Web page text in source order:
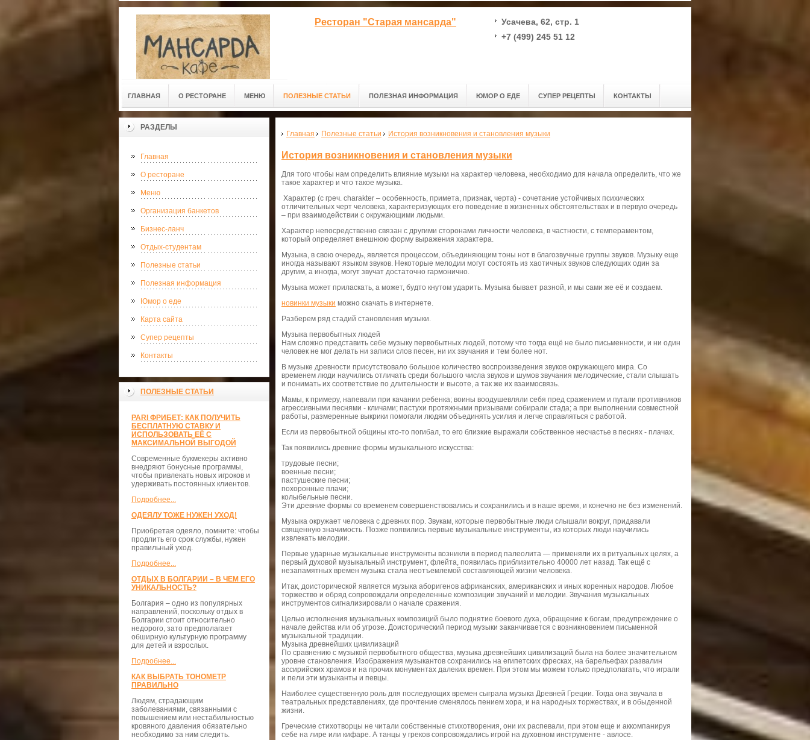
Ресторан "Старая мансарда"
Усачева, 62, стр. 1
+7 (499) 245 51 12
ГЛАВНАЯ О РЕСТОРАНЕ МЕНЮ ПОЛЕЗНЫЕ СТАТЬИ ПОЛЕЗНАЯ ИНФОРМАЦИЯ ЮМОР О ЕДЕ СУПЕР РЕЦЕПТЫ КОНТАКТЫ
РАЗДЕЛЫ
Главная
О ресторане
Меню
Организация банкетов
Бизнес-ланч
Отдых-студентам
Полезные статьи
Полезная информация
Юмор о еде
Карта сайта
Супер рецепты
Контакты
ПОЛЕЗНЫЕ СТАТЬИ
PARI ФРИБЕТ: КАК ПОЛУЧИТЬ
БЕСПЛАТНУЮ СТАВКУ И
ИСПОЛЬЗОВАТЬ ЕЁ С
МАКСИМАЛЬНОЙ ВЫГОДОЙ
Современные букмекеры активно
внедряют бонусные программы,
чтобы привлекать новых игроков и
удерживать постоянных клиентов.
Подробнее...
ОДЕЯЛУ ТОЖЕ НУЖЕН УХОД!
Приобретая одеяло, помните: чтобы
продлить его срок службы, нужен
правильный уход.
Подробнее...
ОТДЫХ В БОЛГАРИИ – В ЧЕМ ЕГО
УНИКАЛЬНОСТЬ?
Болгария – одно из популярных
направлений, поскольку отдых в
Болгарии стоит относительно
недорого, зато предполагает
обширную культурную программу
для детей и взрослых.
Подробнее...
КАК ВЫБРАТЬ ТОНОМЕТР
ПРАВИЛЬНО
Людям, страдающим
заболеваниями, связанными с
повышением или нестабильностью
кровяного давления обязательно
необходимо за ним следить.
Главная Полезные статьи История возникновения и становления музыки
История возникновения и становления музыки
Для того чтобы нам определить влияние музыки на характер человека, необходимо для начала определить, что же
такое характер и что такое музыка.
Характер (с греч. charakter – особенность, примета, признак, черта) - сочетание устойчивых психических
отличительных черт человека, характеризующих его поведение в жизненных обстоятельствах и в первую очередь
– при взаимодействии с окружающими людьми.
Характер непосредственно связан с другими сторонами личности человека, в частности, с темпераментом,
который определяет внешнюю форму выражения характера.
Музыка, в свою очередь, является процессом, объединяющим тоны нот в благозвучные группы звуков. Музыку еще
иногда называют языком звуков. Некоторые мелодии могут состоять из хаотичных звуков следующих один за
другим, а иногда, могут звучат достаточно гармонично.
Музыка может приласкать, а может, будто кнутом ударить. Музыка бывает разной, и мы сами же её и создаем.
новинки музыки можно скачать в интернете.
Разберем ряд стадий становления музыки.
Музыка первобытных людей
Нам сложно представить себе музыку первобытных людей, потому что тогда ещё не было письменности, и ни один
человек не мог делать ни записи слов песен, ни их звучания и тем более нот.
В музыке древности присутствовало большое количество воспроизведения звуков окружающего мира. Со
временем люди научились отличать среди большого числа звуков и шумов звучания мелодические, стали слышать
и понимать их соответствие по длительности и высоте, а так же их взаимосвязь.
Мамы, к примеру, напевали при качании ребенка; воины воодушевляли себя пред сражением и пугали противников
агрессивными песнями - кличами; пастухи протяжными призывами собирали стада; а при выполнении совместной
работы, размеренные выкрики помогали людям объединять усилия и легче справляться с работой.
Если из первобытной общины кто-то погибал, то его близкие выражали собственное несчастье в песнях - плачах.
Так появились древние формы музыкального искусства:
трудовые песни;
военные песни;
пастушеские песни;
похоронные плачи;
колыбельные песни.
Эти древние формы со временем совершенствовались и сохранились и в наше время, и конечно не без изменений.
Музыка окружает человека с древних пор. Звукам, которые первобытные люди слышали вокруг, придавали
священную значимость. Позже появились первые музыкальные инструменты, из которых люди научились
извлекать мелодии.
Первые ударные музыкальные инструменты возникли в период палеолита — применяли их в ритуальных целях, а
первый духовой музыкальный инструмент, флейта, появилась приблизительно 40000 лет назад. Так ещё с
незапамятных времен музыка стала неотъемлемой составляющей жизни человека.
Итак, доисторической является музыка аборигенов африканских, американских и иных коренных народов. Любое
торжество и обряд сопровождали определенные композиции звучаний и мелодии. Звучания музыкальных
инструментов сигнализировали о начале сражения.
Целью исполнения музыкальных композиций было поднятие боевого духа, обращение к богам, предупреждение о
начале действа или об угрозе. Доисторический период музыки заканчивается с возникновением письменной
музыкальной традиции.
Музыка древнейших цивилизаций
По сравнению с музыкой первобытного общества, музыка древнейших цивилизаций была на более значительном
уровне становления. Изображения музыкантов сохранились на египетских фресках, на барельефах развалин
ассирийских храмов и на прочих монументах далеких времен. При этом мы можем только предполагать, что играли
и пели эти музыканты и певцы.
Наиболее существенную роль для последующих времен сыграла музыка Древней Греции. Тогда она звучала в
театральных представлениях, где прочтение сменялось пением хора, и на народных торжествах, и в обыденной
жизни.
Греческие стихотворцы не читали собственные стихотворения, они их распевали, при этом еще и аккомпанируя
себе на лире или кифаре. А танцы у греков сопровождались игрой на духовном инструменте - авлосе.